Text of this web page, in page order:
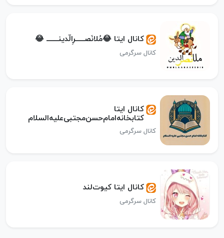
کانال ایتا 😂مُلانَصــــــرِالّد‌ینــــــــ 😂
کانال سرگرمی
کانال ایتا
کتابخانه‌امام‌حسن‌مجتبی‌علیه‌السلام
کانال سرگرمی
کانال ایتا کیوت‌‌لند
کانال سرگرمی